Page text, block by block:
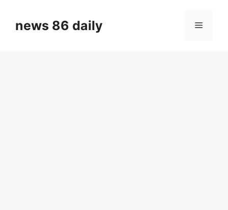
contentnews 86 daily Menu